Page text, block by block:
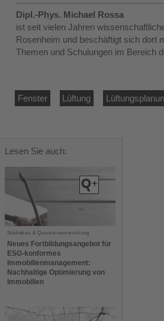
Dipl.-Phys. Michael Rossa
ist seit vielen Jahren
Rosenheim und beschäftigt sich dort
Themen und Schulungen im Bereich
Fenster Lüftung
Lesen Sie auch:
Städtebau & Quartiersentwicklung
Neues Fortbildungsangebot für
ESG-konformes
Immobilienmanagement:
Nachhaltige Optimierung von
Immobilien